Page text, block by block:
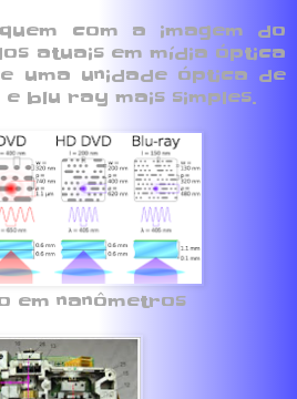
com a imagem do
atuais em mídia óptica
uma unidade óptica de
blu ray mais simples.
em nanômetros